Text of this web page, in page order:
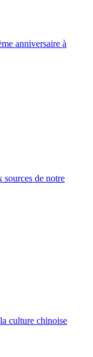
anniversaire à
sources de notre
culture chinoise